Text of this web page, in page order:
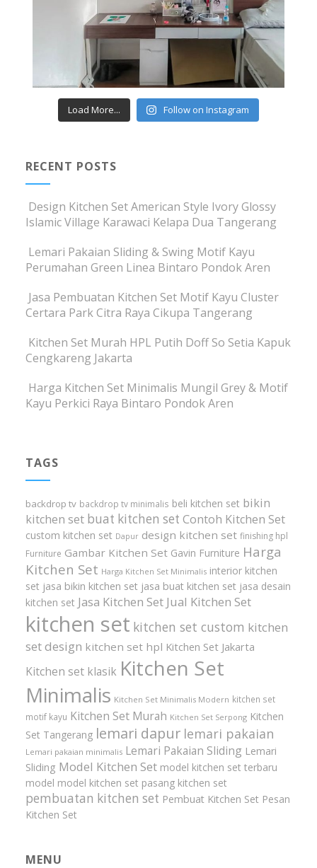
Load More... Follow on Instagram
RECENT POSTS
Design Kitchen Set American Style Ivory Glossy
Islamic Village Karawaci Kelapa Dua Tangerang
Lemari Pakaian Sliding & Swing Motif Kayu
Perumahan Green Linea Bintaro Pondok Aren
Jasa Pembuatan Kitchen Set Motif Kayu Cluster
Certara Park Citra Raya Cikupa Tangerang
Kitchen Set Murah HPL Putih Doff So Setia Kapuk
Cengkareng Jakarta
Harga Kitchen Set Minimalis Mungil Grey & Motif
Kayu Perkici Raya Bintaro Pondok Aren
TAGS
backdrop tv backdrop tv minimalis beli kitchen set bikin
kitchen set buat kitchen set Contoh Kitchen Set
custom kitchen set Dapur design kitchen set finishing hpl
Furniture Gambar Kitchen Set Gavin Furniture Harga
Kitchen Set Harga Kitchen Set Minimalis interior kitchen
set jasa bikin kitchen set jasa buat kitchen set jasa desain
kitchen set Jasa Kitchen Set Jual Kitchen Set
kitchen set kitchen set custom kitchen
set design kitchen set hpl Kitchen Set Jakarta
Kitchen set klasik Kitchen Set
Minimalis Kitchen Set Minimalis Modern kitchen set
motif kayu Kitchen Set Murah Kitchen Set Serpong Kitchen
Set Tangerang lemari dapur lemari pakaian
Lemari pakaian minimalis Lemari Pakaian Sliding Lemari
Sliding Model Kitchen Set model kitchen set terbaru
model model kitchen set pasang kitchen set
pembuatan kitchen set Pembuat Kitchen Set Pesan
Kitchen Set
MENU